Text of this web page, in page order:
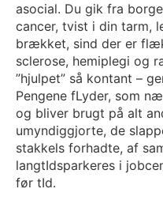
asocial. Du gik fra
cancer, tvist i din tarm,
brækket, sind der er
sclerose, hemiplegi og
”hjulpet” så kontant –
Pengene fLyder, som
og bliver brugt på alt
umyndiggjorte, de
stakkels forhadte, af
langtIdsparkeres i
før tId.